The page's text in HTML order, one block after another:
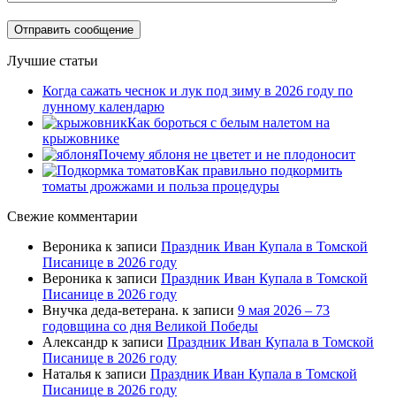
Лучшие статьи
Когда сажать чеснок и лук под зиму в 2026 году по
лунному календарю
Как бороться с белым налетом на
крыжовнике
Почему яблоня не цветет и не плодоносит
Как правильно подкормить
томаты дрожжами и польза процедуры
Свежие комментарии
Вероника к записи Праздник Иван Купала в Томской
Писанице в 2026 году
Вероника к записи Праздник Иван Купала в Томской
Писанице в 2026 году
Внучка деда-ветерана. к записи 9 мая 2026 – 73
годовщина со дня Великой Победы
Александр к записи Праздник Иван Купала в Томской
Писанице в 2026 году
Наталья к записи Праздник Иван Купала в Томской
Писанице в 2026 году